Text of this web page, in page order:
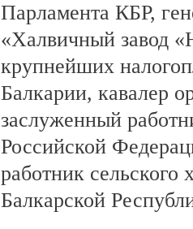
Парламента КБР,
«Халвичный завод
крупнейших
Балкарии, кавалер
заслуженный
Российской
работник сельского
Балкарской